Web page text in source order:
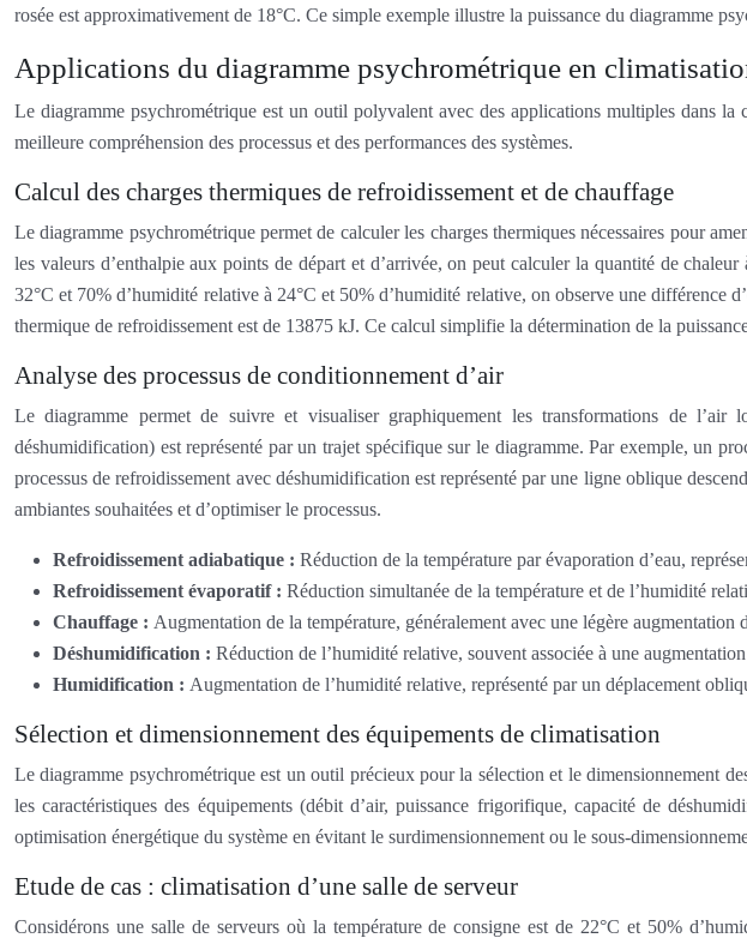
rosée est approximativement de 18°C. Ce simple exemple illustre la puissance du diagramme
Applications du diagramme psychrométrique en
Le diagramme psychrométrique est un outil polyvalent avec des applications multiples dans
meilleure compréhension des processus et des performances des systèmes.
Calcul des charges thermiques de refroidissement et de chauffage
Le diagramme psychrométrique permet de calculer les charges thermiques nécessaires pour
les valeurs d’enthalpie aux points de départ et d’arrivée, on peut calculer la quantité de
32°C et 70% d’humidité relative à 24°C et 50% d’humidité relative, on observe une différence
thermique de refroidissement est de 13875 kJ. Ce calcul simplifie la détermination de la
Analyse des processus de conditionnement d’air
Le diagramme permet de suivre et visualiser graphiquement les transformations de l’air
déshumidification) est représenté par un trajet spécifique sur le diagramme. Par exemple, un
processus de refroidissement avec déshumidification est représenté par une ligne oblique
ambiantes souhaitées et d’optimiser le processus.
Refroidissement adiabatique : Réduction de la température par évaporation d’eau,
Refroidissement évaporatif : Réduction simultanée de la température et de l’humidité
Chauffage : Augmentation de la température, généralement avec une légère
Déshumidification : Réduction de l’humidité relative, souvent associée à une
Humidification : Augmentation de l’humidité relative, représenté par un déplacement
Sélection et dimensionnement des équipements de climatisation
Le diagramme psychrométrique est un outil précieux pour la sélection et le dimensionnement
les caractéristiques des équipements (débit d’air, puissance frigorifique, capacité de
optimisation énergétique du système en évitant le surdimensionnement ou le sous-
Etude de cas : climatisation d’une salle de serveur
Considérons une salle de serveurs où la température de consigne est de 22°C et 50%